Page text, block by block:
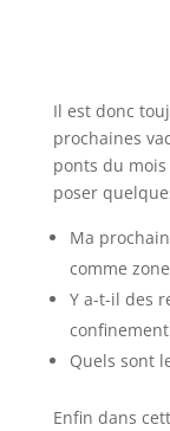
Il est donc
prochaines
ponts du
poser
Ma
comme
Y a-t-il des
confinement
Quels sont
Enfin dans